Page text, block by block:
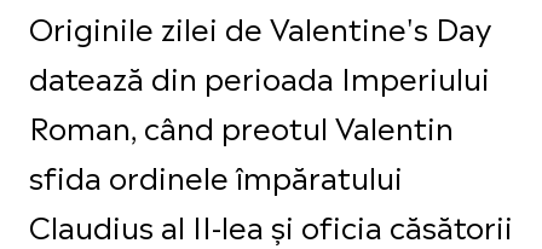
Originile zilei de Valentine's Day
datează din perioada Imperiului
Roman, când preotul Valentin
sfida ordinele împăratului
Claudius al II-lea și oficia căsătorii